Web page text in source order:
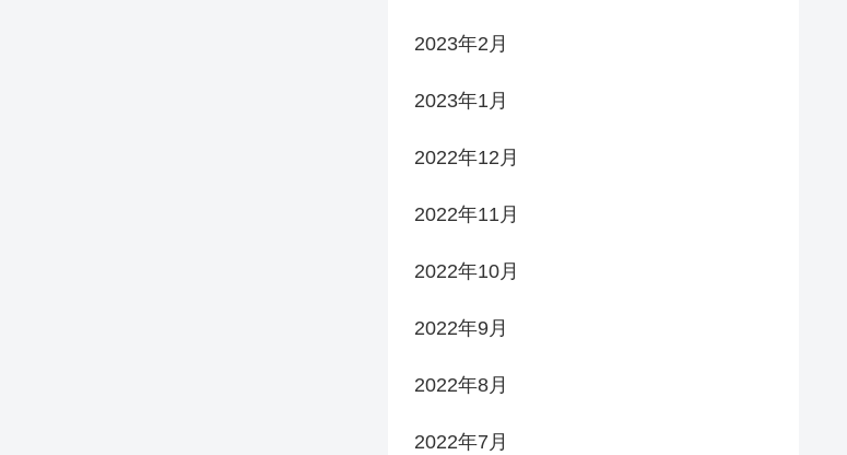
2023年2月
2023年1月
2022年12月
2022年11月
2022年10月
2022年9月
2022年8月
2022年7月